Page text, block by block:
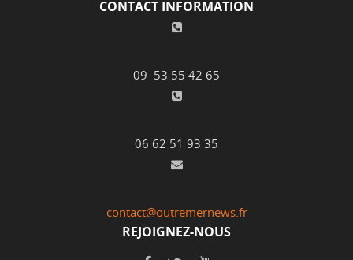
CONTACT INFORMATION
09 53 55 42 65
06 62 51 93 35
contact@outremernews.fr
REJOIGNEZ-NOUS